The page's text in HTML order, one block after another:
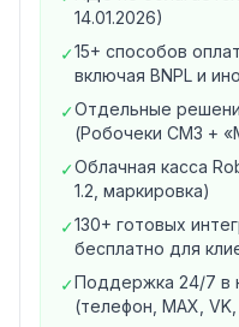
«Стартовому»)
Минимальные
(высокий оборот),
(от 0 ₽ оборота):
Российские карты —
СБП— 1,8–2,7 %
Иностранные карты
9,9 %
SberPay / T-Pay / MTS
Alfa Pay— 3,2–4,2 %
Яндекс Пэй— 4,4–5,9
14.01.2026)
✓15+ способов
включая BNPL и
✓Отдельные
(Робочеки СМЗ +
✓Облачная касса
1.2, маркировка)
✓130+ готовых
бесплатно для
✓Поддержка 24/7 в
(телефон, MAX,